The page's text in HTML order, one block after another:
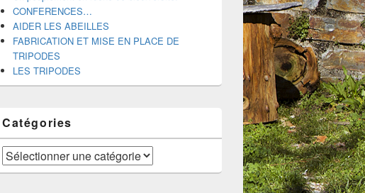
CONFERENCES…
AIDER LES ABEILLES
FABRICATION ET MISE EN PLACE DE
TRIPODES
LES TRIPODES
Catégories
Catégories